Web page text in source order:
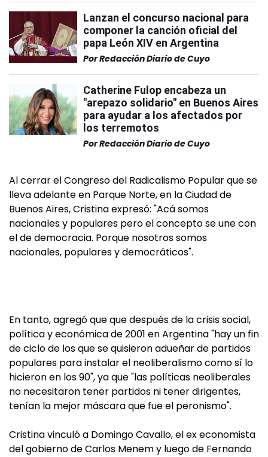
Lanzan el concurso nacional para
componer la canción oficial del
papa León XIV en Argentina
PorRedacción Diario de Cuyo
Catherine Fulop encabeza un
"arepazo solidario" en Buenos Aires
para ayudar a los afectados por
los terremotos
PorRedacción Diario de Cuyo
Al cerrar el Congreso del Radicalismo Popular que se
lleva adelante en Parque Norte, en la Ciudad de
Buenos Aires, Cristina expresó: "Acá somos
nacionales y populares pero el concepto se une con
el de democracia. Porque nosotros somos
nacionales, populares y democráticos".
En tanto, agregó que que después de la crisis social,
política y económica de 2001 en Argentina "hay un fin
de ciclo de los que se quisieron adueñar de partidos
populares para instalar el neoliberalismo como sí lo
hicieron en los 90", ya que "las políticas neoliberales
no necesitaron tener partidos ni tener dirigentes,
tenían la mejor máscara que fue el peronismo".
Cristina vinculó a Domingo Cavallo, el ex economista
del gobierno de Carlos Menem y luego de Fernando